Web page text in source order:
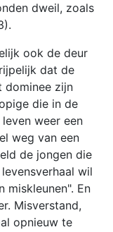
dweil, zoals
ook de deur
dat de
dominee zijn
die in de
weer een
weg van een
de jongen die
wil
miskleunen". En
Misverstand,
opnieuw te